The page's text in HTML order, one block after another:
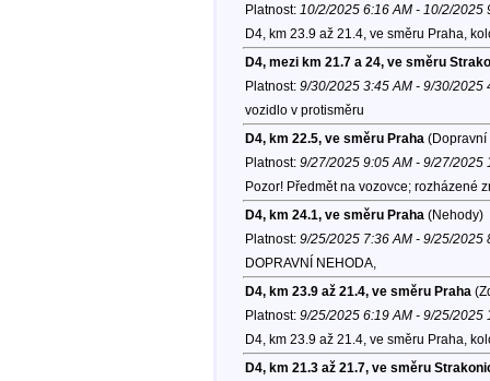
Platnost: 10/2/2025 6:16 AM - 10/2/2025
D4, km 23.9 až 21.4, ve směru Praha,
D4, mezi km 21.7 a 24, ve směru
Platnost: 9/30/2025 3:45 AM - 9/30/2025
vozidlo v protisměru
D4, km 22.5, ve směru Praha (Dopravní
Platnost: 9/27/2025 9:05 AM - 9/27/2025
Pozor! Předmět na vozovce; rozházené
D4, km 24.1, ve směru Praha (Nehody)
Platnost: 9/25/2025 7:36 AM - 9/25/2025
DOPRAVNÍ NEHODA,
D4, km 23.9 až 21.4, ve směru Praha
Platnost: 9/25/2025 6:19 AM - 9/25/2025
D4, km 23.9 až 21.4, ve směru Praha,
D4, km 21.3 až 21.7, ve směru